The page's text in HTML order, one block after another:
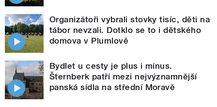
Organizátoři vybrali stovky tisíc, děti na
tábor nevzali. Dotklo se to i dětského
domova v Plumlově
Bydlet u cesty je plus i mínus.
Šternberk patří mezi nejvýznamnější
panská sídla na střední Moravě